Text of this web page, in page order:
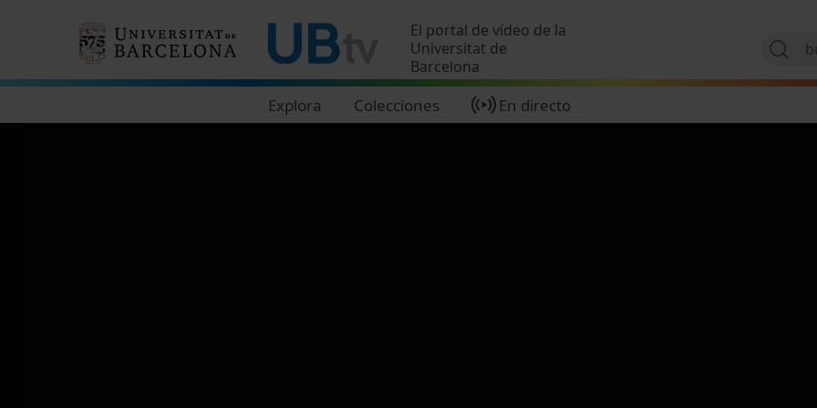
El portal de vídeo de la
Universitat de
Barcelona
Explora Colecciones En directo